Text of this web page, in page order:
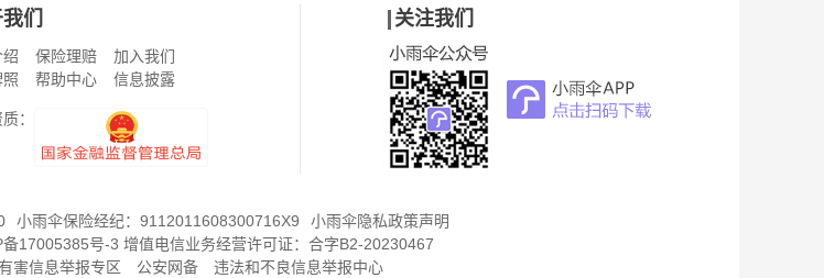
们
保险理赔
加入我们
帮助中心 信息披露
：
关注我们
小雨伞保险经纪：9112011608300716X9
小雨伞隐私政策声明
备17005385号-3 增值电信业务经营许可证： 合字B2-20230467
害信息举报专区 公安网备 违法和不良信息举报中心